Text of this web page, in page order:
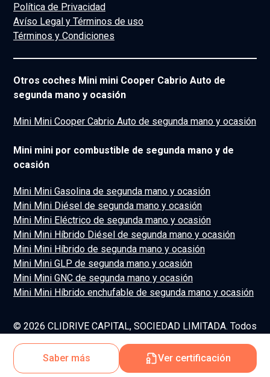
Saber más Ver certificación
Política de Privacidad
Avíso Legal y Términos de uso
Términos y Condiciones
Otros coches Mini mini Cooper Cabrio Auto de
segunda mano y ocasión
Mini Mini Cooper Cabrio Auto de segunda mano y ocasión
Mini mini por combustible de segunda mano y de
ocasión
Mini Mini Gasolina de segunda mano y ocasión
Mini Mini Diésel de segunda mano y ocasión
Mini Mini Eléctrico de segunda mano y ocasión
Mini Mini Híbrido Diésel de segunda mano y ocasión
Mini Mini Híbrido de segunda mano y ocasión
Mini Mini GLP de segunda mano y ocasión
Mini Mini GNC de segunda mano y ocasión
Mini Mini Híbrido enchufable de segunda mano y ocasión
© 2026 CLIDRIVE CAPITAL, SOCIEDAD LIMITADA. Todos
los derechos reservados.